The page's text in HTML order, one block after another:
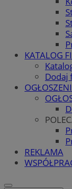
KATALOG
Dodaj
REKLAMA